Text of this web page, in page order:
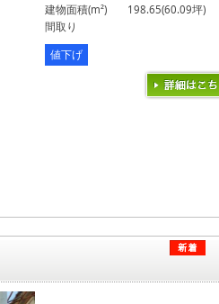
建物面積(m²)
198.65(60.09坪)
間取り
値下げ